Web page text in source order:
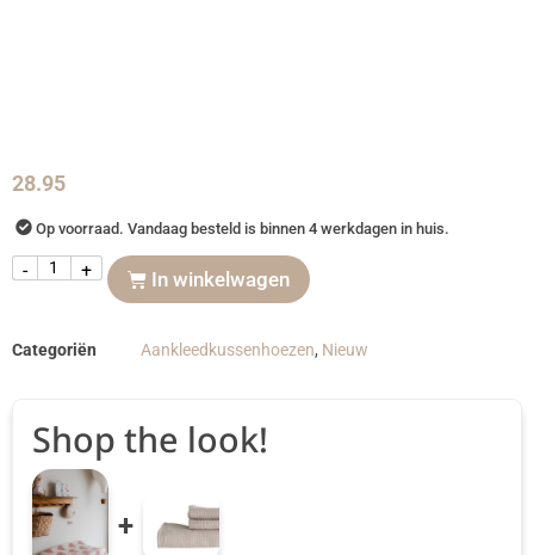
28.95
Op voorraad. Vandaag besteld is binnen 4 werkdagen in huis.
- + In winkelwagen
Categoriën Aankleedkussenhoezen, Nieuw
Shop the look!
+